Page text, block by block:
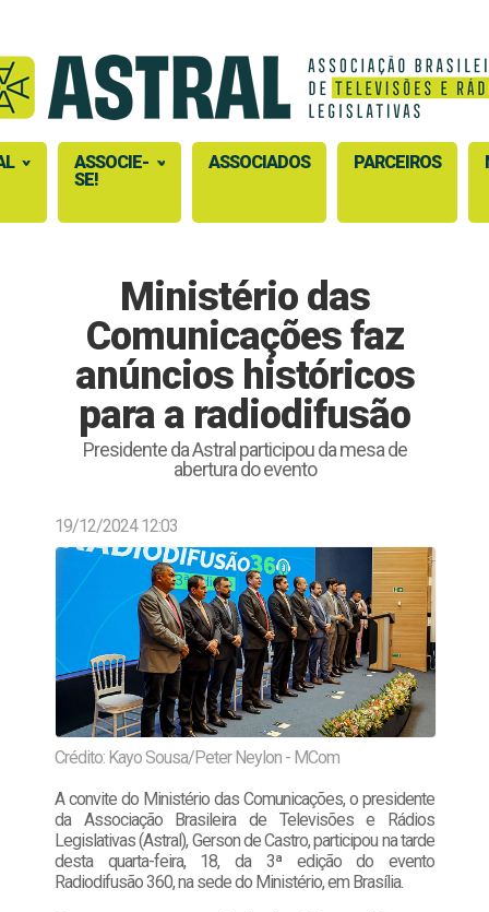
ASSOCIE-
SE!
ASSOCIADOS PARCEIROS
Ministério das
Comunicações faz
anúncios históricos
para a radiodifusão
Presidente da Astral participou da mesa de
abertura do evento
19/12/2024 12:03
Crédito: Kayo Sousa/Peter Neylon - MCom
A convite do Ministério das Comunicações, o presidente
da Associação Brasileira de Televisões e Rádios
Legislativas (Astral), Gerson de Castro, participou na tarde
desta quarta-feira, 18, da 3ª edição do evento
Radiodifusão 360, na sede do Ministério, em Brasília.